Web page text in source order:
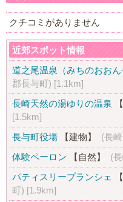
クチコミがありません
近郊スポット情報
道之尾温泉（みちのおおん
郡長与町) [1.1km]
長崎天然の湯ゆりの温泉
[1.5km]
長与町役場
【建物】 (長
体験ペーロン
【自然】 (
パティスリープランシェ
町) [1.9km]